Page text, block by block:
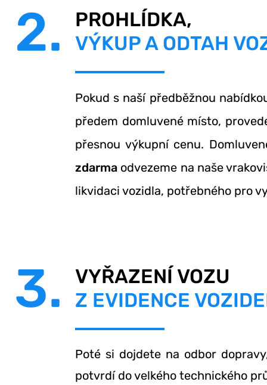
2.
PROHLÍDKA,
VÝKUP A ODTAH
Pokud s naší předběžnou
předem domluvené místo,
přesnou výkupní cenu.
zdarma odvezeme na naše
likvidaci vozidla, potřebného pro
3.
VYŘAZENÍ VOZU
Z EVIDENCE
Poté si dojdete na odbor
potvrdí do velkého technického